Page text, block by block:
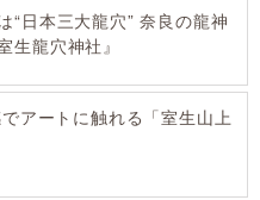
“日本三大龍穴” 奈良の龍神
生龍穴神社』
でアートに触れる「室生山上